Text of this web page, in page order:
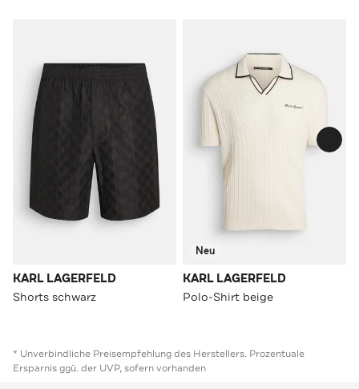
KARL LAGERFELD
Shorts schwarz
Neu
KARL LAGERFELD
Polo-Shirt beige
* Unverbindliche Preisempfehlung des Herstellers. Prozentuale
Ersparnis ggü. der UVP, sofern vorhanden